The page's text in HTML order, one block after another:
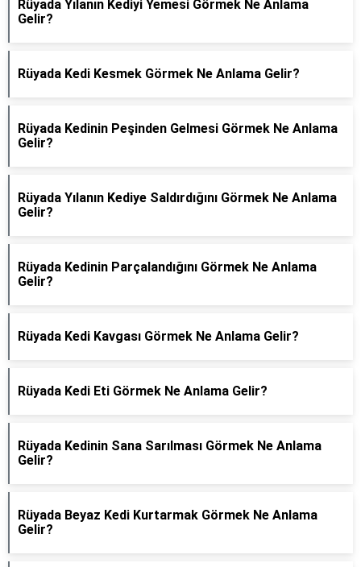
Rüyada Yılanın Kediyi Yemesi Görmek Ne Anlama
Gelir?
Rüyada Kedi Kesmek Görmek Ne Anlama Gelir?
Rüyada Kedinin Peşinden Gelmesi Görmek Ne Anlama
Gelir?
Rüyada Yılanın Kediye Saldırdığını Görmek Ne Anlama
Gelir?
Rüyada Kedinin Parçalandığını Görmek Ne Anlama
Gelir?
Rüyada Kedi Kavgası Görmek Ne Anlama Gelir?
Rüyada Kedi Eti Görmek Ne Anlama Gelir?
Rüyada Kedinin Sana Sarılması Görmek Ne Anlama
Gelir?
Rüyada Beyaz Kedi Kurtarmak Görmek Ne Anlama
Gelir?